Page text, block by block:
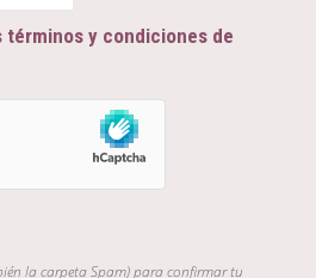
términos y condiciones de
la carpeta Spam) para confirmar tu